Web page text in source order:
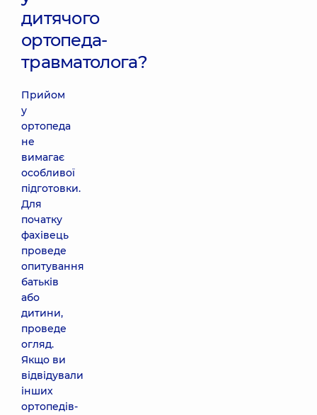
дитячого
ортопеда-
травматолога?
Прийом
у
ортопеда
не
вимагає
особливої
підготовки.
Для
початку
фахівець
проведе
опитування
батьків
або
дитини,
проведе
огляд.
Якщо ви
відвідували
інших
ортопедів-